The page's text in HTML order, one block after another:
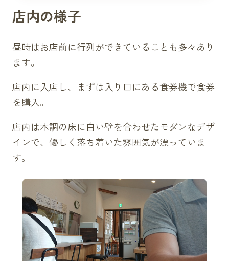
店内の様子
昼時はお店前に行列ができていることも多々あり
ます。
店内に入店し、まずは入り口にある食券機で食券
を購入。
店内は木調の床に白い壁を合わせたモダンなデザ
インで、優しく落ち着いた雰囲気が漂っていま
す。